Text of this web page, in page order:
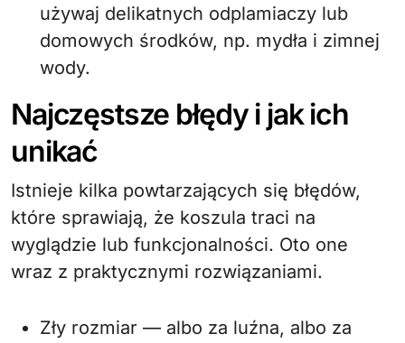
używaj delikatnych odplamiaczy lub
domowych środków, np. mydła i zimnej
wody.
Najczęstsze błędy i jak ich
unikać
Istnieje kilka powtarzających się błędów,
które sprawiają, że koszula traci na
wyglądzie lub funkcjonalności. Oto one
wraz z praktycznymi rozwiązaniami.
Zły rozmiar — albo za luźna, albo za